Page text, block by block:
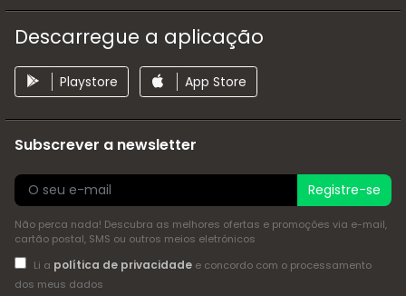
Descarregue a aplicação
Playstore App Store
Subscrever a newsletter
Registre-se
Não perca nada! Descubra as melhores ofertas e promoções via e-mail,
cartão postal, SMS ou outros meios eletrónicos
Li a política de privacidadee concordo com o processamento
dos meus dados